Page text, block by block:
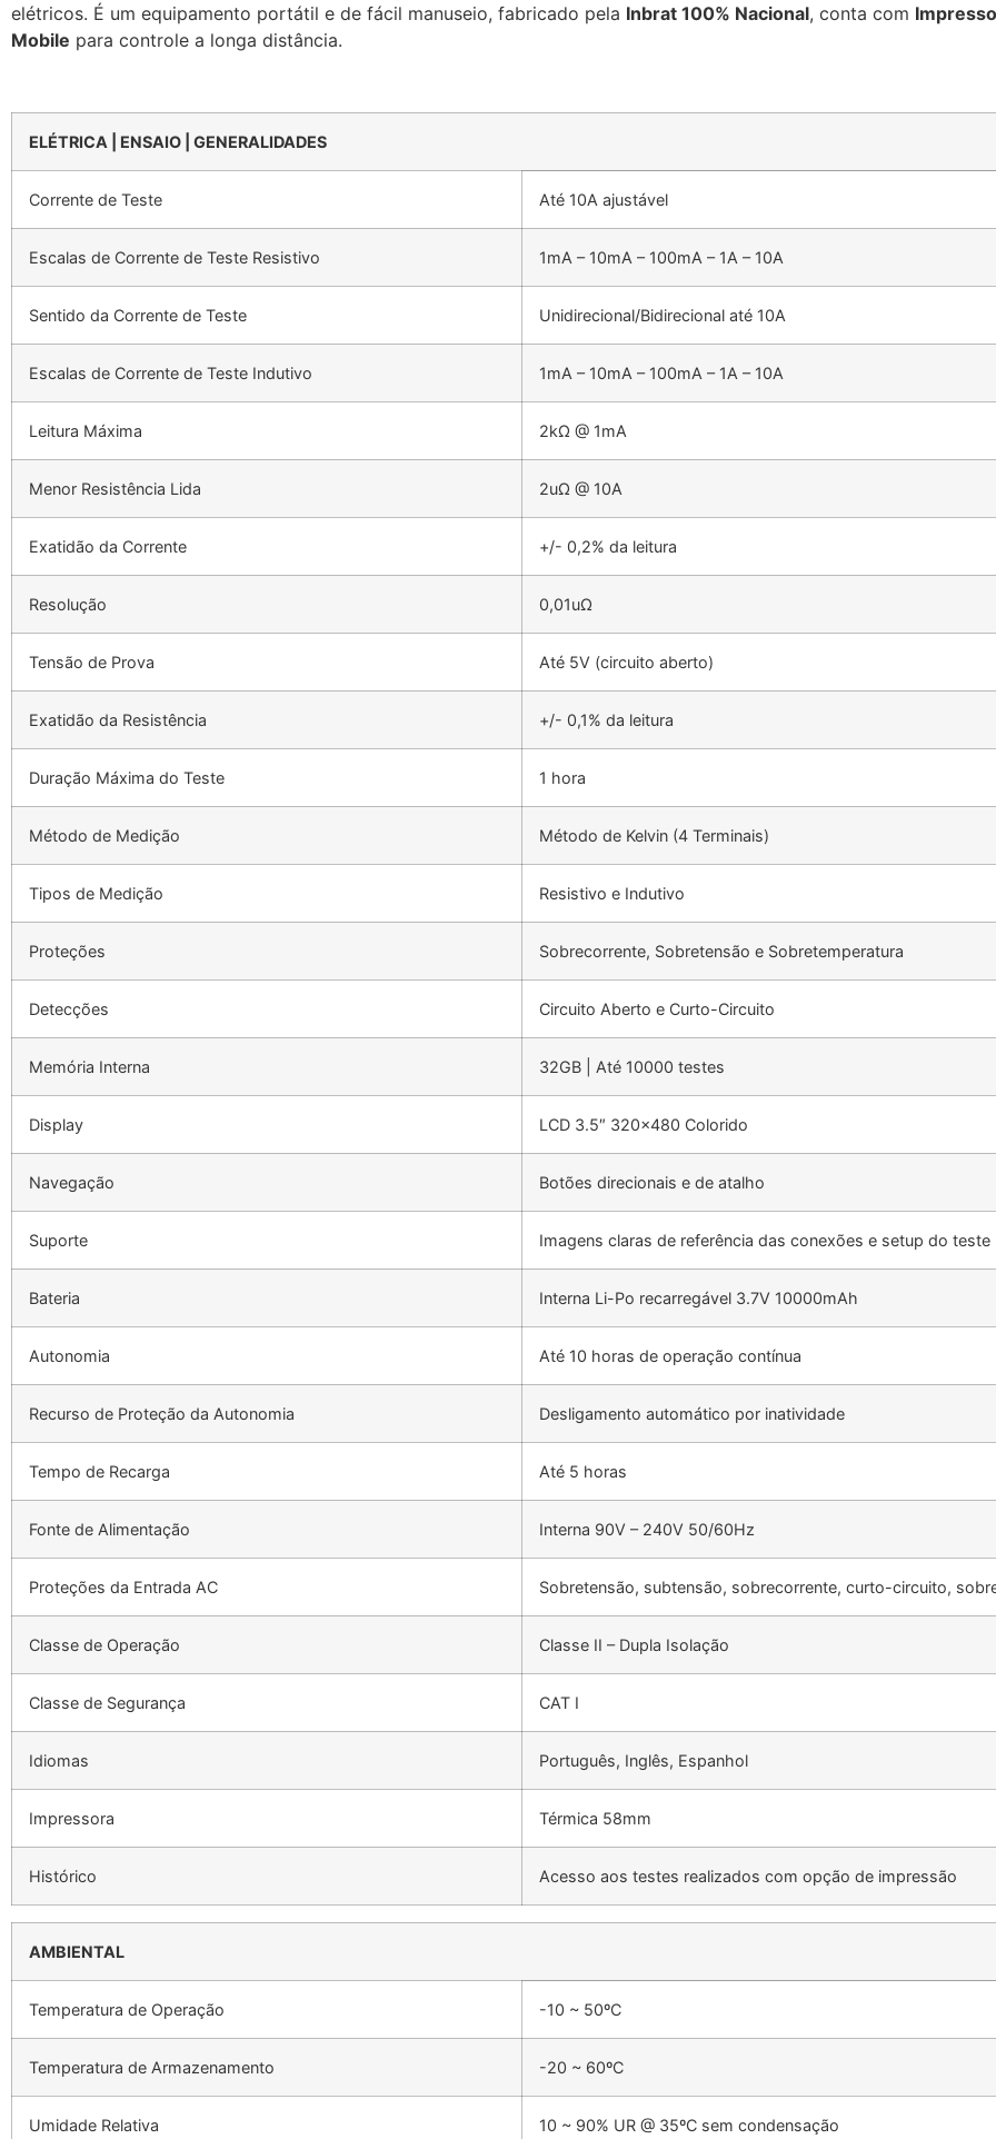
elétricos. É um equipamento portátil e de fácil manuseio, fabricado pela Inbrat 100% Nacional, conta com
Mobile para controle a longa distância.
ELÉTRICA | ENSAIO | GENERALIDADES
Corrente de Teste Até 10A ajustável
Escalas de Corrente de Teste Resistivo 1mA – 10mA – 100mA – 1A – 10A
Sentido da Corrente de Teste Unidirecional/Bidirecional até 10A
Escalas de Corrente de Teste Indutivo 1mA – 10mA – 100mA – 1A – 10A
Leitura Máxima 2kΩ @ 1mA
Menor Resistência Lida 2uΩ @ 10A
Exatidão da Corrente +/- 0,2% da leitura
Resolução 0,01uΩ
Tensão de Prova Até 5V (circuito aberto)
Exatidão da Resistência +/- 0,1% da leitura
Duração Máxima do Teste 1 hora
Método de Medição Método de Kelvin (4 Terminais)
Tipos de Medição Resistivo e Indutivo
Proteções Sobrecorrente, Sobretensão e Sobretemperatura
Detecções Circuito Aberto e Curto-Circuito
Memória Interna 32GB | Até 10000 testes
Display LCD 3.5″ 320×480 Colorido
Navegação Botões direcionais e de atalho
Suporte Imagens claras de referência das conexões e setup do teste
Bateria Interna Li-Po recarregável 3.7V 10000mAh
Autonomia Até 10 horas de operação contínua
Recurso de Proteção da Autonomia Desligamento automático por inatividade
Tempo de Recarga Até 5 horas
Fonte de Alimentação Interna 90V – 240V 50/60Hz
Proteções da Entrada AC Sobretensão, subtensão, sobrecorrente, curto-circuito,
Classe de Operação Classe II – Dupla Isolação
Classe de Segurança CAT I
Idiomas Português, Inglês, Espanhol
Impressora Térmica 58mm
Histórico Acesso aos testes realizados com opção de impressão
AMBIENTAL
Temperatura de Operação -10 ~ 50ºC
Temperatura de Armazenamento -20 ~ 60ºC
Umidade Relativa 10 ~ 90% UR @ 35ºC sem condensação